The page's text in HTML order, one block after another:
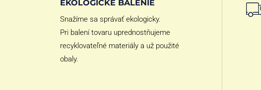
EKOLOGICKÉ BALENIE
Snažíme sa správať ekologicky.
Pri balení tovaru uprednostňujeme
recyklovateľné materiály a už použité
obaly.